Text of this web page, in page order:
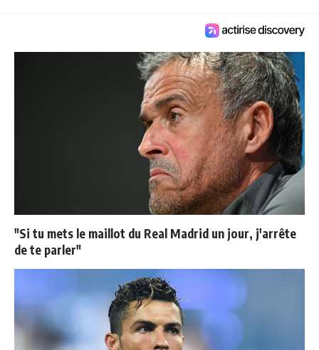
"Si tu mets le maillot du Real Madrid un jour, j'arrête
de te parler"